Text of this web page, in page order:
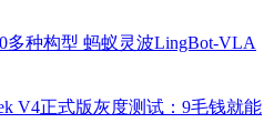
多种构型 蚂蚁灵波LingBot-VLA